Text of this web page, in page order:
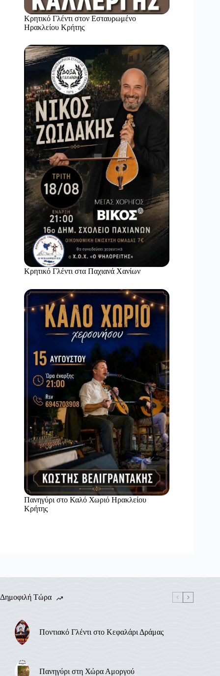
Κρητικό Γλέντι στον Εσταυρωμένο
Ηρακλείου Κρήτης
Κρητικό Γλέντι στα Παχιανά Χανίων
Πανηγύρι στο Καλό Χωριό Ηρακλείου
Κρήτης
Δημοφιλή Τώρα
Ποντιακό Γλέντι στο Κεφαλάρι Δράμας
Πανηγύρι στη Χώρα Αμοργού